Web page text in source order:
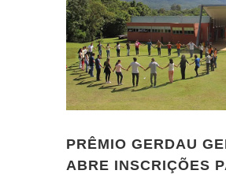
PRÊMIO GERDAU
ABRE INSCRIÇÕES